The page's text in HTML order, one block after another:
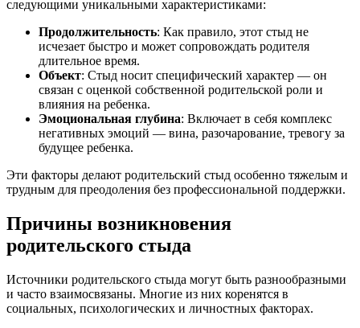
следующими уникальными характеристиками:
Продолжительность: Как правило, этот стыд не
исчезает быстро и может сопровождать родителя
длительное время.
Объект: Стыд носит специфический характер — он
связан с оценкой собственной родительской роли и
влияния на ребенка.
Эмоциональная глубина: Включает в себя комплекс
негативных эмоций — вина, разочарование, тревогу за
будущее ребенка.
Эти факторы делают родительский стыд особенно тяжелым и
трудным для преодоления без профессиональной поддержки.
Причины возникновения
родительского стыда
Источники родительского стыда могут быть разнообразными
и часто взаимосвязаны. Многие из них коренятся в
социальных, психологических и личностных факторах.